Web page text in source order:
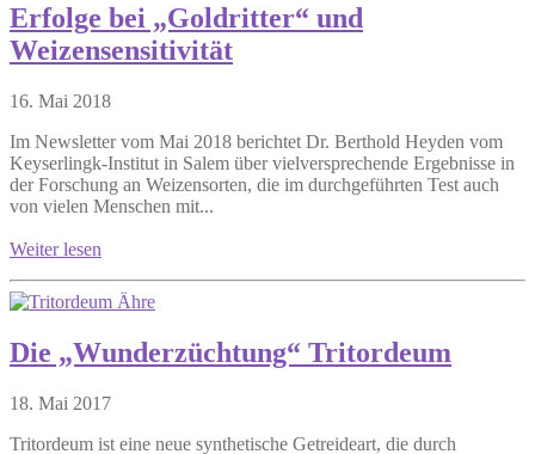
Erfolge bei „Goldritter“ und
Weizensensitivität
16. Mai 2018
Im Newsletter vom Mai 2018 berichtet Dr. Berthold Heyden vom
Keyserlingk-Institut in Salem über vielversprechende Ergebnisse in
der Forschung an Weizensorten, die im durchgeführten Test auch
von vielen Menschen mit...
Weiter lesen
Die „Wunderzüchtung“ Tritordeum
18. Mai 2017
Tritordeum ist eine neue synthetische Getreideart, die durch